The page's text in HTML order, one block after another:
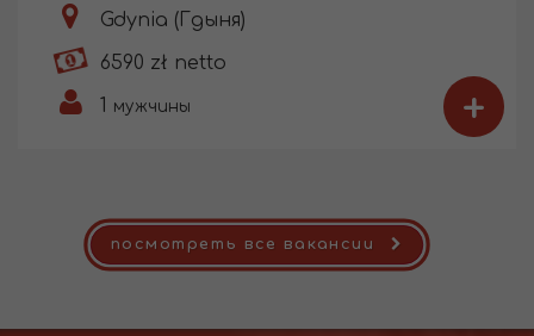
Gdynia (Гдыня)
6590 zł netto
1 мужчины +
посмотреть все вакансии